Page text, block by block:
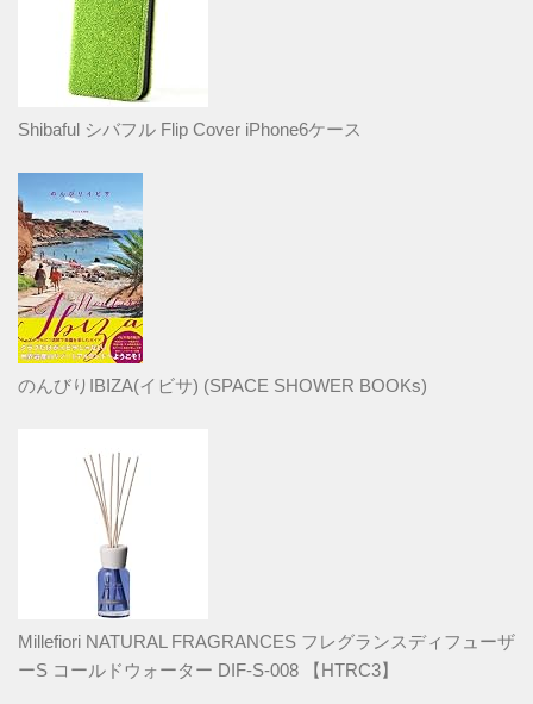
Shibaful シバフル Flip Cover iPhone6ケース
のんびりIBIZA(イビサ) (SPACE SHOWER BOOKs)
Millefiori NATURAL FRAGRANCES フレグランスディフューザ
ーS コールドウォーター DIF-S-008 【HTRC3】